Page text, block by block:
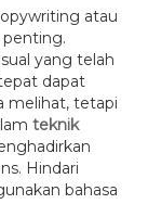
atau
yang telah
dapat
melihat, tetapi
teknik
Hindari
bahasa